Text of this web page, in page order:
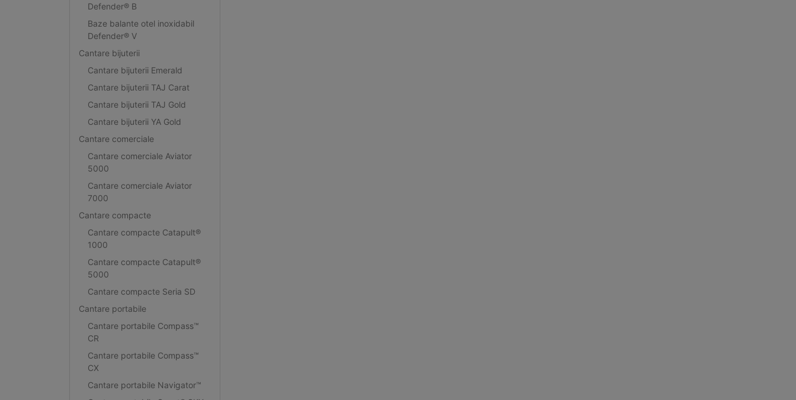
Defender® B
Baze balante otel inoxidabil
Defender® V
Cantare bijuterii
Cantare bijuterii Emerald
Cantare bijuterii TAJ Carat
Cantare bijuterii TAJ Gold
Cantare bijuterii YA Gold
Cantare comerciale
Cantare comerciale Aviator
5000
Cantare comerciale Aviator
7000
Cantare compacte
Cantare compacte Catapult®
1000
Cantare compacte Catapult®
5000
Cantare compacte Seria SD
Cantare portabile
Cantare portabile Compass™
CR
Cantare portabile Compass™
CX
Cantare portabile Navigator™